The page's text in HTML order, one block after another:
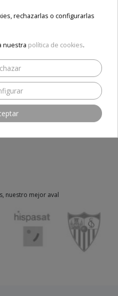
ESCRIBIR UNA RESEÑA
nuestro mejor aval
rechazarlas o configurarlas
nuestra política de cookies.